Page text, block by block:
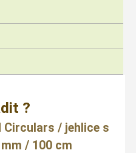
?
Circulars / jehlice s
/ 100 cm